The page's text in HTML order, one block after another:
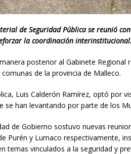
de Seguridad Pública se reunió
la coordinación interinstitucional.
posterior al Gabinete Regional
de la provincia de Malleco.
Luis Calderón Ramírez, optó por
se han levantando por parte de los
de Gobierno sostuvo nuevas
Purén y Lumaco respectivamente,
temas vinculados a la seguridad y